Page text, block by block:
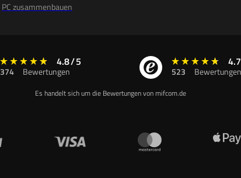
PC zusammenbauen
4.8/5
374 Bewertungen
4.7
523 Bewertungen
Es handelt sich um die Bewertungen von mifcom.de